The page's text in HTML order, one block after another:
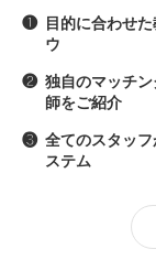
❶
目的に合わせ
ウ
❷ 独自のマッチ
師をご紹介
❸ 全てのスタッ
ステム